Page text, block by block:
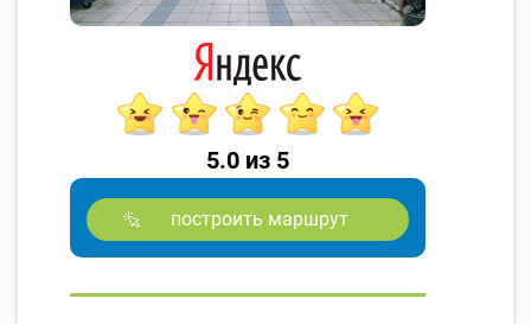
5.0 из 5
построить маршрут